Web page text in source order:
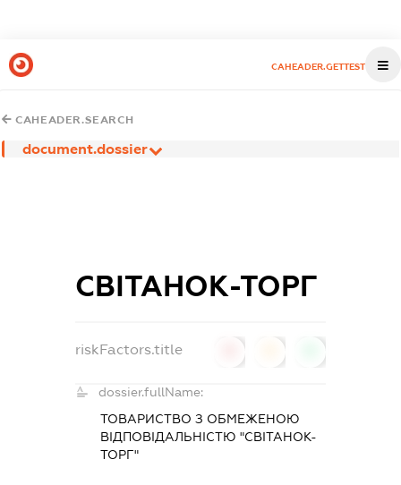
CAHEADER.GETTEST
CAHEADER.SEARCH
document.dossier
СВІТАНОК-ТОРГ
riskFactors.title
dossier.fullName:
ТОВАРИСТВО З ОБМЕЖЕНОЮ
ВІДПОВІДАЛЬНІСТЮ "СВІТАНОК-
ТОРГ"